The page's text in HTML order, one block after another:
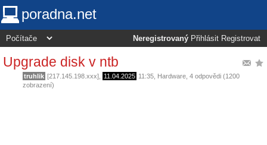
poradna.net
Neregistrovaný Přihlásit Registrovat
Upgrade disk v ntb
truhlik [217.145.198.xxx], 11.04.2025 11:35 Hardware , 4 odpovědi (1200
zobrazení)